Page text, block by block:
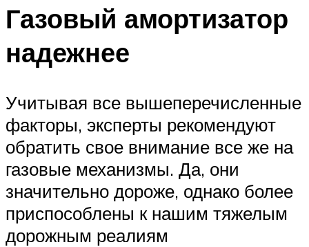
Газовый амортизатор
надежнее
Учитывая все вышеперечисленные
факторы, эксперты рекомендуют
обратить свое внимание все же на
газовые механизмы. Да, они
значительно дороже, однако более
приспособлены к нашим тяжелым
дорожным реалиям